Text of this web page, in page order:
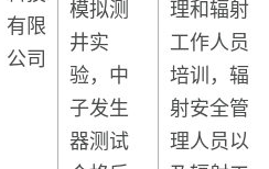
有限
公司
模拟测
井实
验，中
子发生
器测试
理和辐射
工作人员
培训，辐
射安全管
理人员以